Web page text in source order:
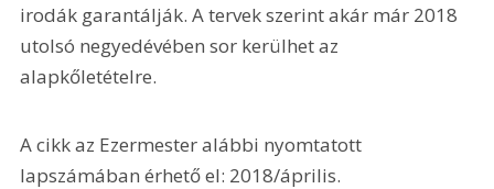
irodák garantálják. A tervek szerint akár már 2018
utolsó negyedévében sor kerülhet az
alapkőletételre.
A cikk az Ezermester alábbi nyomtatott
lapszámában érhető el: 2018/április.